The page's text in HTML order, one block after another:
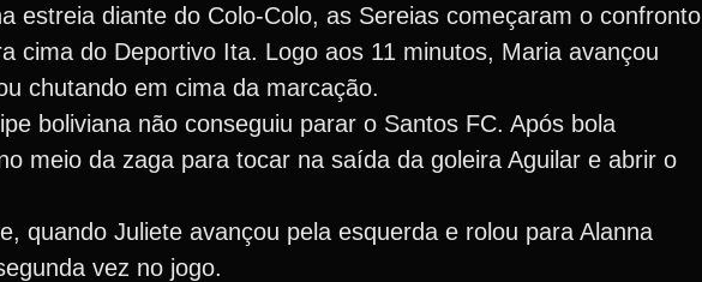
estreia diante do Colo-Colo, as Sereias começaram o confronto
cima do Deportivo Ita. Logo aos 11 minutos, Maria avançou
chutando em cima da marcação.
boliviana não conseguiu parar o Santos FC. Após bola
meio da zaga para tocar na saída da goleira Aguilar e abrir o
quando Juliete avançou pela esquerda e rolou para Alanna
vez no jogo.